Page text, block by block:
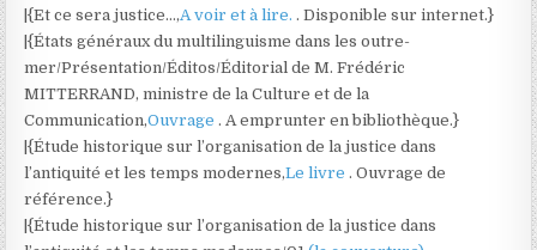
|{Et ce sera justice…,A voir et à lire.. Disponible sur internet.}
|{États généraux du multilinguisme dans les outre-
mer/Présentation/Éditos/Éditorial de M. Frédéric
MITTERRAND, ministre de la Culture et de la
Communication,Ouvrage. A emprunter en bibliothèque.}
|{Étude historique sur l’organisation de la justice dans
l’antiquité et les temps modernes,Le livre. Ouvrage de
référence.}
|{Étude historique sur l’organisation de la justice dans